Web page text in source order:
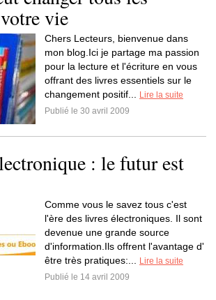
vie
Chers Lecteurs, bienvenue dans
mon blog.Ici je partage ma passion
pour la lecture et l'écriture en vous
offrant des livres essentiels sur le
changement positif...
Lire la suite
Publié le 30 avril 2009
: le futur est
Comme vous le savez tous c'est
l'ère des livres électroniques. Il sont
devenue une grande source
d'information.Ils offrent l'avantage d'
être très pratiques:...
Lire la suite
Publié le 14 avril 2009